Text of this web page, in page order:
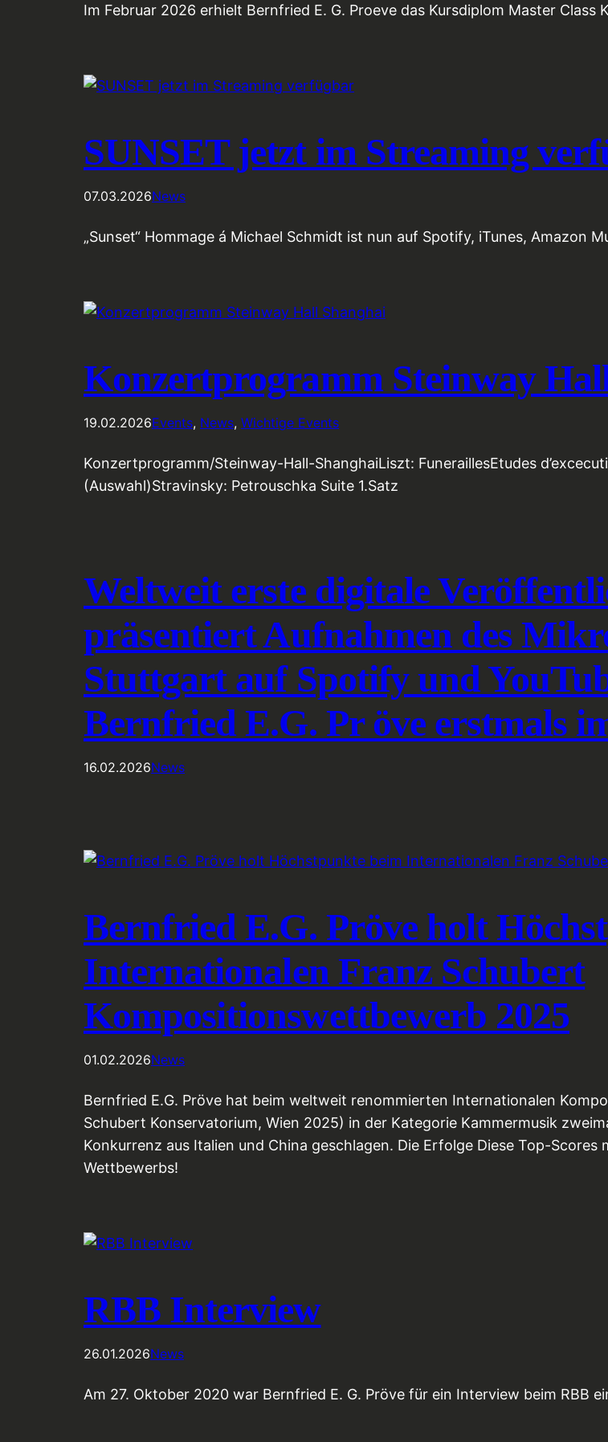
Im Februar 2026 erhielt Bernfried E. G. Proeve das Kursdiplom Master Class
SUNSET jetzt im Streaming
07.03.2026News
„Sunset“ Hommage á Michael Schmidt ist nun auf Spotify, iTunes, Amazon
Konzertprogramm Steinway
19.02.2026Events, News, Wichtige Events
Konzertprogramm/Steinway-Hall-ShanghaiLiszt: FuneraillesEtudes
(Auswahl)Stravinsky: Petrouschka Suite 1.Satz
Weltweit erste digitale
präsentiert Aufnahmen des
Stuttgart auf Spotify und
Bernfried E.G. Pr öve erstmals
16.02.2026News
Bernfried E.G. Pröve holt
Internationalen Franz Schubert
Kompositionswettbewerb 2025
01.02.2026News
Bernfried E.G. Pröve hat beim weltweit renommierten Internationalen
Schubert Konservatorium, Wien 2025) in der Kategorie Kammermusik
Konkurrenz aus Italien und China geschlagen. Die Erfolge Diese Top-
Wettbewerbs!
RBB Interview
26.01.2026News
Am 27. Oktober 2020 war Bernfried E. G. Pröve für ein Interview beim RBB